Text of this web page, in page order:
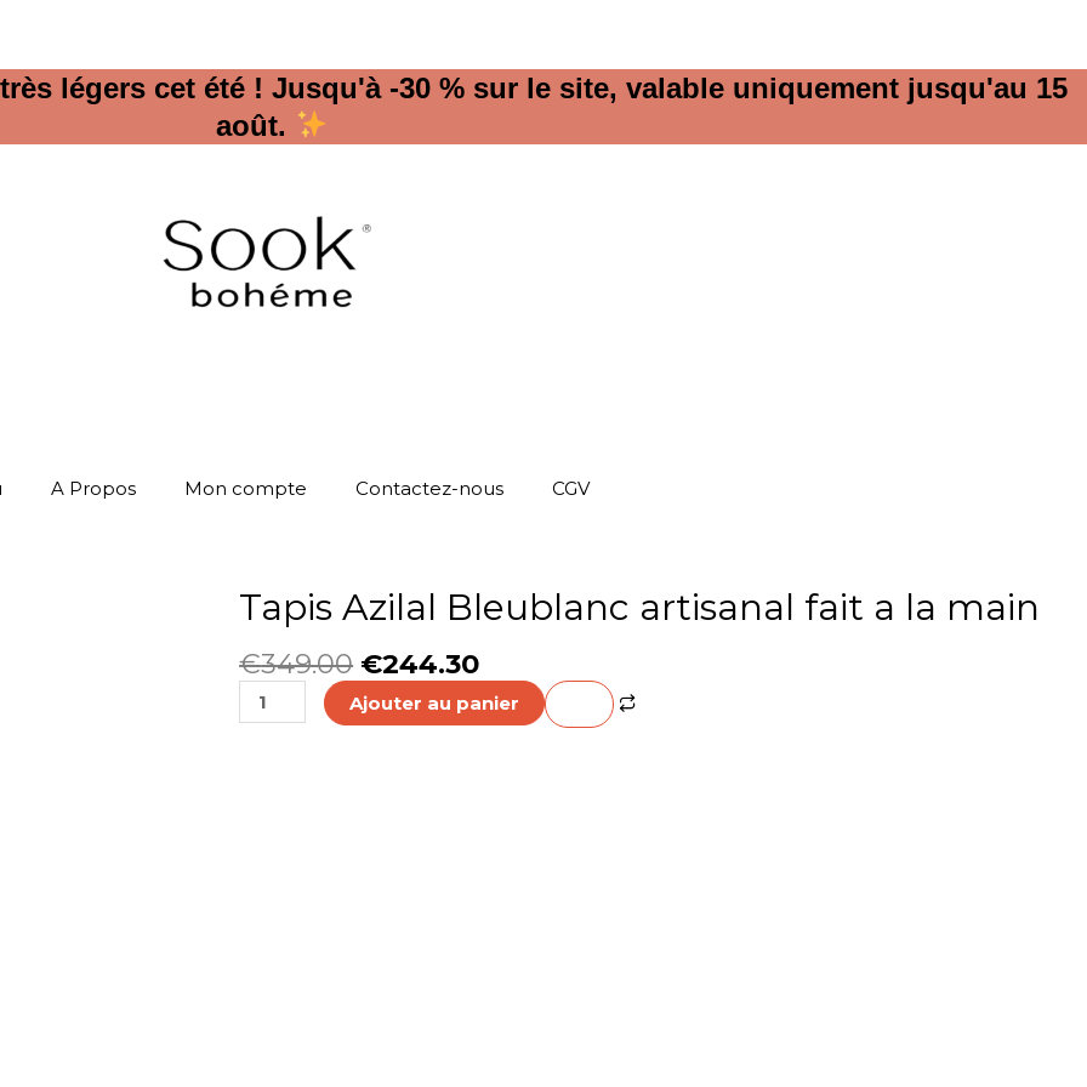
légers cet été ! Jusqu'à -30 % sur le site, valable uniquement jusqu'au 15
août.
A Propos Mon compte Contactez-nous CGV
Tapis Azilal Bleublanc artisanal fait a la main
€349.00 €244.30
quantité
de
Azilal
Bleublanc
artisanal
Ajouter au panier